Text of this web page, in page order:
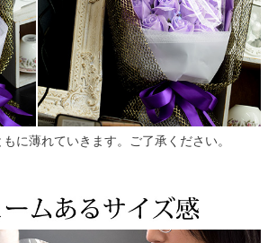
に薄れていきます。ご了承ください。